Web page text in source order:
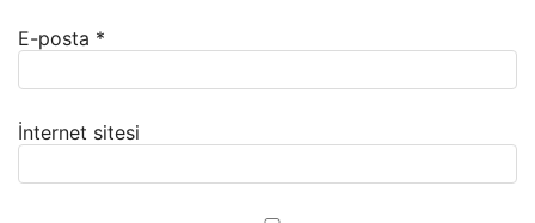
E-posta *
İnternet sitesi